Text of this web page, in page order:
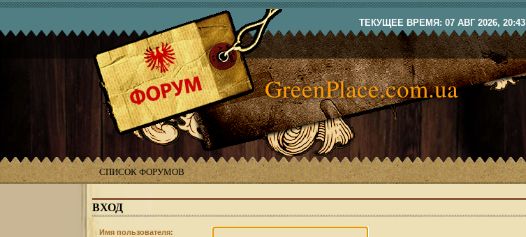
ТЕКУЩЕЕ ВРЕМЯ: 07 АВГ 2026, 20:43
GreenPlace.com.ua
СПИСОК ФОРУМОВ
ВХОД
Имя пользователя: